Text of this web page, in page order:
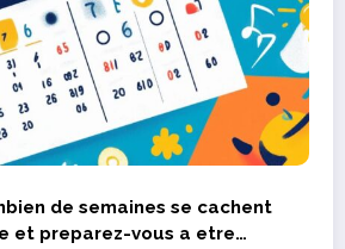
de semaines se cachent
et preparez-vous a etre